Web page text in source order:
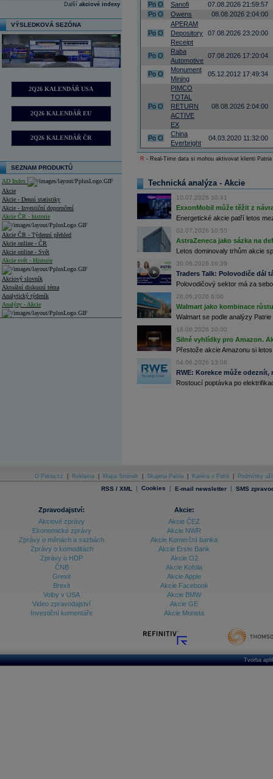
Další akciové indexy
VÝSLEDKOVÁ SEZÓNA
2Q26 KALENDÁŘ USA
2Q26 KALENDÁŘ EU
2Q26 KALENDÁŘ ČR
SEZNAM PRODUKTŮ
AD Index
Akcie
Akcie - Denní statistiky
Akcie - Investiční doporučení
Akcie ČR - historie
Akcie ČR - Týdenní přehled
Akcie online - ČR
Akcie online - Svět
Akcie svět - Historie
Akciový slovník
Aktuální diskusní téma
Analytický týdeník
Analýzy - Akcie
Archiv - Měnová politika
Archiv - Treasury alerty
Archiv - Vývoj české koruny
Archiv analýz - Makroukazatele
Ceny průmyslových výrobců - Data a prognózy
Ceny průmyslových výrobců - Graf (ČR)
Databanka - Akcie
Po O Sanofi
07.08.2026 21:59:57
Po O Owens 08.08.2026 2:04:00
Po O
APERAM
Depository
Receipt
07.08.2026 23:20:00
Po O
Raba
Automotive
07.08.2026 17:20:04
Po O
Monument
Mining
05.12.2012 17:49:34
Po O
PIMCO
TOTAL
RETURN
ACTIVE
EX
08.08.2026 2:04:00
Po O
China
Everbright
04.03.2020 11:32:00
R - Real-Time data si mohou aktivovat klienti
Technická analýza - Akcie
10.07.2026 10:41
ExxonMobil může těžit z
Energetické akcie patří letos
02.07.2026 10:55
AstraZeneca jako sázka na
Letos dominovaly trhům akcie
30.06.2026 16:39
Traders Talk: Polovodiče dál
Polovodičový sektor má za
26.06.2026 6:06
Walmart jako kombinace
Walmart se podle analýzy
18.06.2026 10:00
Silné vyhlídky pro Amazon.
Přestože akcie Amazonu si
04.06.2026 13:06
RWE: Korekce může
Rostoucí poptávka po
O Patria.cz Reklama Mapa Stránek Skupina Patria Kariéra v Patrii Podmínky
RSS / XML | Cookies | E-mail newsletter | SMS
Zpravodajství:
Akciové zprávy
Ekonomické zprávy
Zprávy o měnách a sazbách
Zprávy o komoditách
Zprávy o HDP
ČNB
Grexit
Brexit
Volby v USA
Video zpravodajství
Investiční komentáře
Akcie:
Akcie ČEZ
Akcie NWR
Akcie Komerční banka
Akcie Erste Bank
Akcie O2
Akcie Kofola
Akcie Apple
Akcie Facebook
Akcie BMW
Akcie GE
Akcie Moneta
Tvorba